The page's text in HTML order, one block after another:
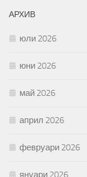
АРХИВ
юли 2026
юни 2026
май 2026
април 2026
февруари 2026
януари 2026